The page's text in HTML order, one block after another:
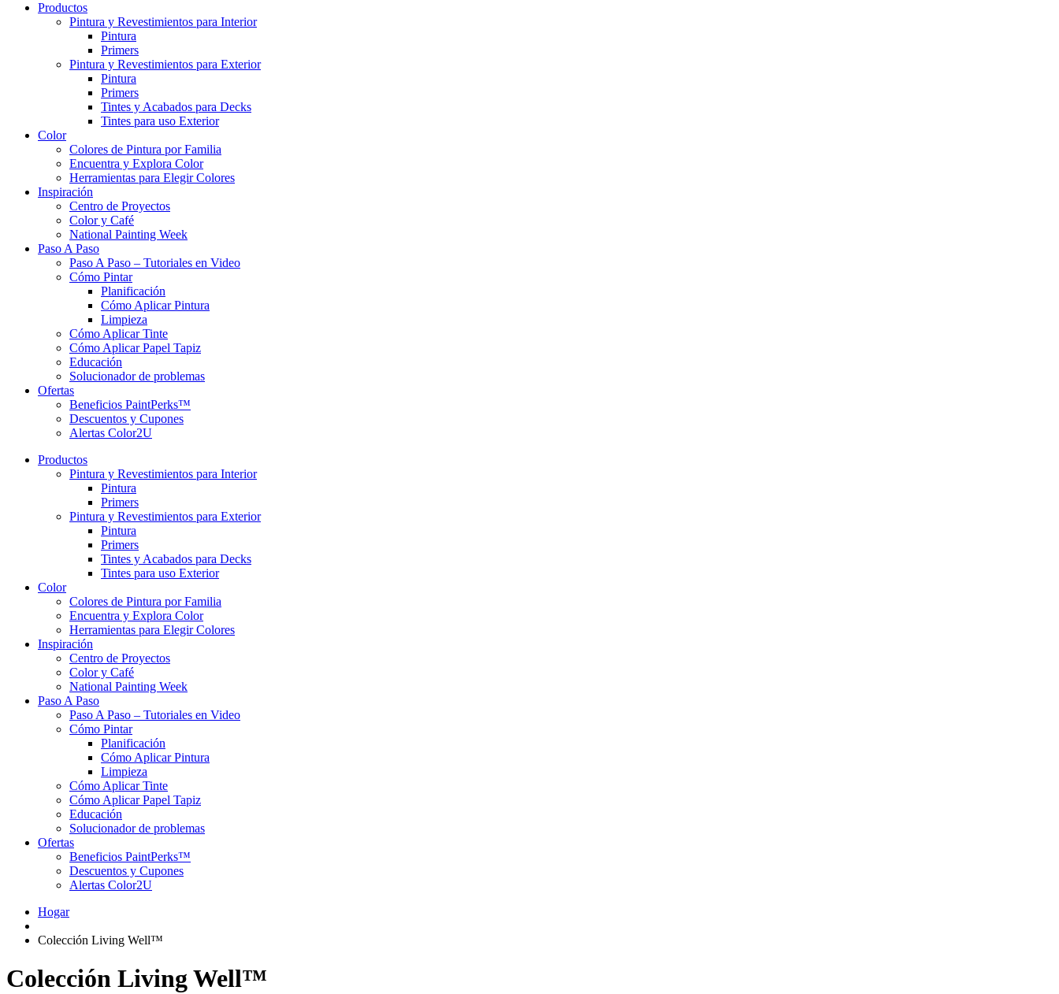
Productos
Pintura y Revestimientos para Interior
Pintura
Primers
Pintura y Revestimientos para Exterior
Pintura
Primers
Tintes y Acabados para Decks
Tintes para uso Exterior
Color
Colores de Pintura por Familia
Encuentra y Explora Color
Herramientas para Elegir Colores
Inspiración
Centro de Proyectos
Color y Café
National Painting Week
Paso A Paso
Paso A Paso – Tutoriales en Video
Cómo Pintar
Planificación
Cómo Aplicar Pintura
Limpieza
Cómo Aplicar Tinte
Cómo Aplicar Papel Tapiz
Educación
Solucionador de problemas
Ofertas
Beneficios PaintPerks™
Descuentos y Cupones
Alertas Color2U
Productos
Pintura y Revestimientos para Interior
Pintura
Primers
Pintura y Revestimientos para Exterior
Pintura
Primers
Tintes y Acabados para Decks
Tintes para uso Exterior
Color
Colores de Pintura por Familia
Encuentra y Explora Color
Herramientas para Elegir Colores
Inspiración
Centro de Proyectos
Color y Café
National Painting Week
Paso A Paso
Paso A Paso – Tutoriales en Video
Cómo Pintar
Planificación
Cómo Aplicar Pintura
Limpieza
Cómo Aplicar Tinte
Cómo Aplicar Papel Tapiz
Educación
Solucionador de problemas
Ofertas
Beneficios PaintPerks™
Descuentos y Cupones
Alertas Color2U
Hogar
Colección Living Well™
Colección Living Well™